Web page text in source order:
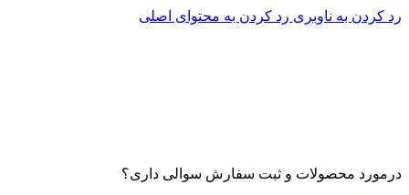
رد کردن به ناوبری رد کردن به محتوای اصلی
درمورد محصولات و ثبت سفارش سوالی داری؟